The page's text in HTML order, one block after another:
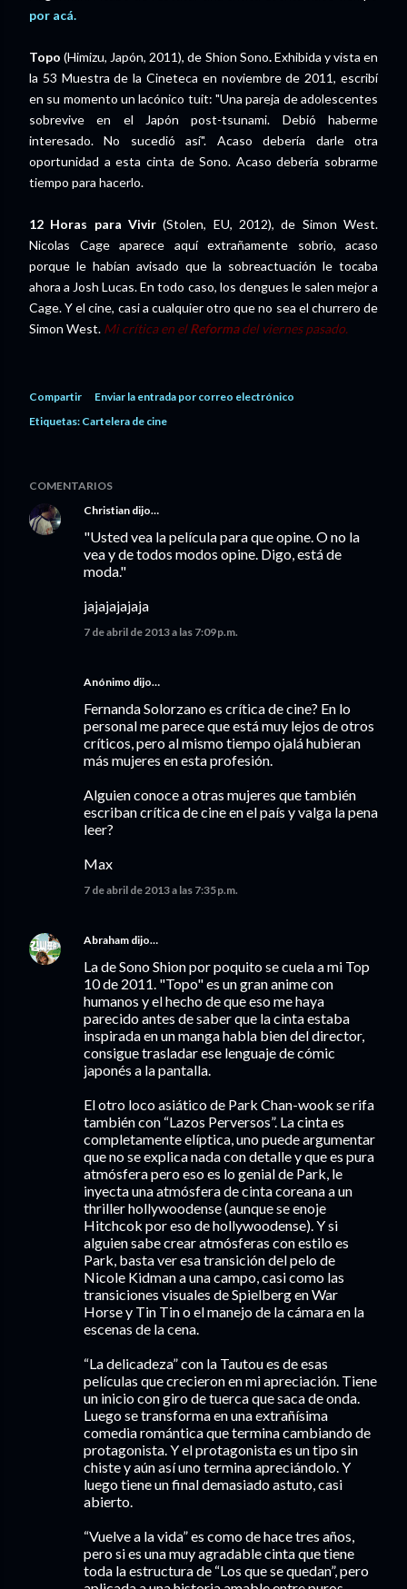
por acá.
Topo(Himizu, Japón, 2011), de Shion Sono.Exhibida y vista en
la 53 Muestra de la Cineteca en noviembre de 2011, escribí
en su momento un lacónico tuit: "Una pareja de adolescentes
sobrevive en el Japón post-tsunami. Debió haberme
interesado. No sucedió así". Acaso debería darle otra
oportunidad a esta cinta de Sono. Acaso debería sobrarme
tiempo para hacerlo.
12 Horas para Vivir (Stolen, EU, 2012), de Simon West.
Nicolas Cage aparece aquí extrañamente sobrio, acaso
porque le habían avisado que la sobreactuación le tocaba
ahora a Josh Lucas. En todo caso, los dengues le salen mejor a
Cage. Y el cine, casi a cualquier otro que no sea el churrero de
Simon West. Mi crítica en elReformadel viernes pasado.
Compartir
Enviar la entrada por correo electrónico
Etiquetas: Cartelera de cine
COMENTARIOS
Christian dijo…
"Usted vea la película para que opine. O no la
vea y de todos modos opine. Digo, está de
moda."
jajajajajaja
7 de abril de 2013 a las 7:09 p.m.
Anónimo dijo…
Fernanda Solorzano es crítica de cine? En lo
personal me parece que está muy lejos de otros
críticos, pero al mismo tiempo ojalá hubieran
más mujeres en esta profesión.
Alguien conoce a otras mujeres que también
escriban crítica de cine en el país y valga la pena
leer?
Max
7 de abril de 2013 a las 7:35 p.m.
Abraham dijo…
La de Sono Shion por poquito se cuela a mi Top
10 de 2011. "Topo" es un gran anime con
humanos y el hecho de que eso me haya
parecido antes de saber que la cinta estaba
inspirada en un manga habla bien del director,
consigue trasladar ese lenguaje de cómic
japonés a la pantalla.
El otro loco asiático de Park Chan-wook se rifa
también con “Lazos Perversos”. La cinta es
completamente elíptica, uno puede argumentar
que no se explica nada con detalle y que es pura
atmósfera pero eso es lo genial de Park, le
inyecta una atmósfera de cinta coreana a un
thriller hollywoodense (aunque se enoje
Hitchcok por eso de hollywoodense). Y si
alguien sabe crear atmósferas con estilo es
Park, basta ver esa transición del pelo de
Nicole Kidman a una campo, casi como las
transiciones visuales de Spielberg en War
Horse y Tin Tin o el manejo de la cámara en la
escenas de la cena.
“La delicadeza” con la Tautou es de esas
películas que crecieron en mi apreciación. Tiene
un inicio con giro de tuerca que saca de onda.
Luego se transforma en una extrañísima
comedia romántica que termina cambiando de
protagonista. Y el protagonista es un tipo sin
chiste y aún así uno termina apreciándolo. Y
luego tiene un final demasiado astuto, casi
abierto.
“Vuelve a la vida” es como de hace tres años,
pero si es una muy agradable cinta que tiene
toda la estructura de “Los que se quedan”, pero